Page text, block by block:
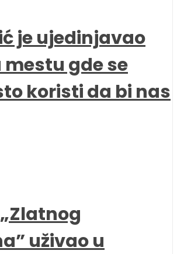
je ujedinjavao
mestu gde se
koristi da bi nas
uživao u